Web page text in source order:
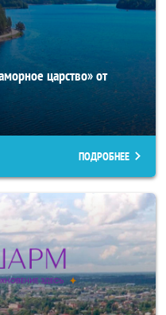
царство» от
ПОДРОБНЕЕ